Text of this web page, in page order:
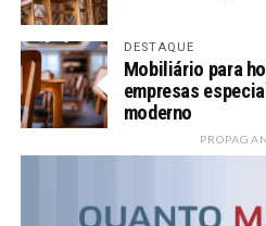
DESTAQUE
Mobiliário para
empresas
moderno